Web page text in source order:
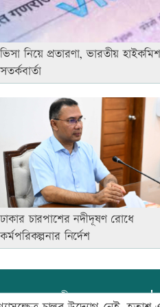
ভিসা নিয়ে প্রতারণা, ভারতীয়
সতর্কবার্তা
ঢাকার চারপাশের নদীদূষণ রোধে
কর্মপরিকল্পনার নির্দেশ
আফজাল বারী